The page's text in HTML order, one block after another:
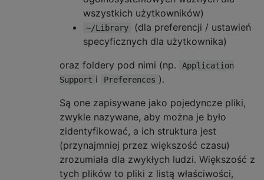
wszystkich użytkowników)
~/Library
(dla preferencji / ustawień
specyficznych dla użytkownika)
oraz foldery pod nimi (np.
Application
Support i Preferences ).
Są one zapisywane jako pojedyncze pliki,
zwykle nazywane, aby można je było
zidentyfikować, a ich struktura jest
(przynajmniej przez większość czasu)
zrozumiała dla zwykłych ludzi. Większość z
tych plików to pliki z listą właściwości,